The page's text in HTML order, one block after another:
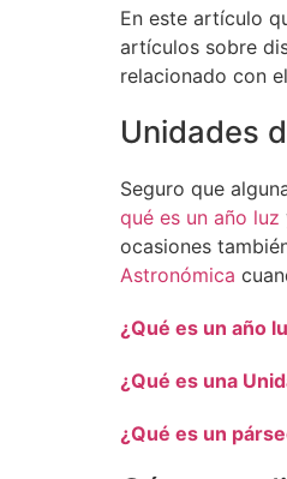
En este artículo
artículos sobre
relacionado con
Unidades
Seguro que
qué es un año luz
ocasiones
Astronómica
¿Qué es un año
¿Qué es una
¿Qué es un